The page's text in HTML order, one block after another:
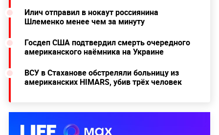
Илич отправил в нокаут россиянина
Шлеменко менее чем за минуту
Госдеп США подтвердил смерть очередного
американского наёмника на Украине
ВСУ в Стаханове обстреляли больницу из
американских HIMARS, убив трёх человек